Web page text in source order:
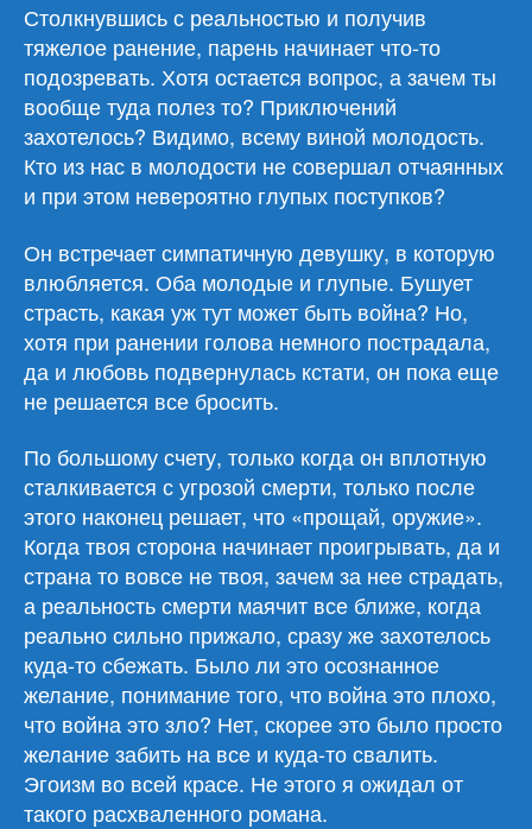
Столкнувшись с реальностью и получив
тяжелое ранение, парень начинает что-то
подозревать. Хотя остается вопрос, а зачем ты
вообще туда полез то? Приключений
захотелось? Видимо, всему виной молодость.
Кто из нас в молодости не совершал отчаянных
и при этом невероятно глупых поступков?
Он встречает симпатичную девушку, в которую
влюбляется. Оба молодые и глупые. Бушует
страсть, какая уж тут может быть война? Но,
хотя при ранении голова немного пострадала,
да и любовь подвернулась кстати, он пока еще
не решается все бросить.
По большому счету, только когда он вплотную
сталкивается с угрозой смерти, только после
этого наконец решает, что «прощай, оружие».
Когда твоя сторона начинает проигрывать, да и
страна то вовсе не твоя, зачем за нее страдать,
а реальность смерти маячит все ближе, когда
реально сильно прижало, сразу же захотелось
куда-то сбежать. Было ли это осознанное
желание, понимание того, что война это плохо,
что война это зло? Нет, скорее это было просто
желание забить на все и куда-то свалить.
Эгоизм во всей красе. Не этого я ожидал от
такого расхваленного романа.